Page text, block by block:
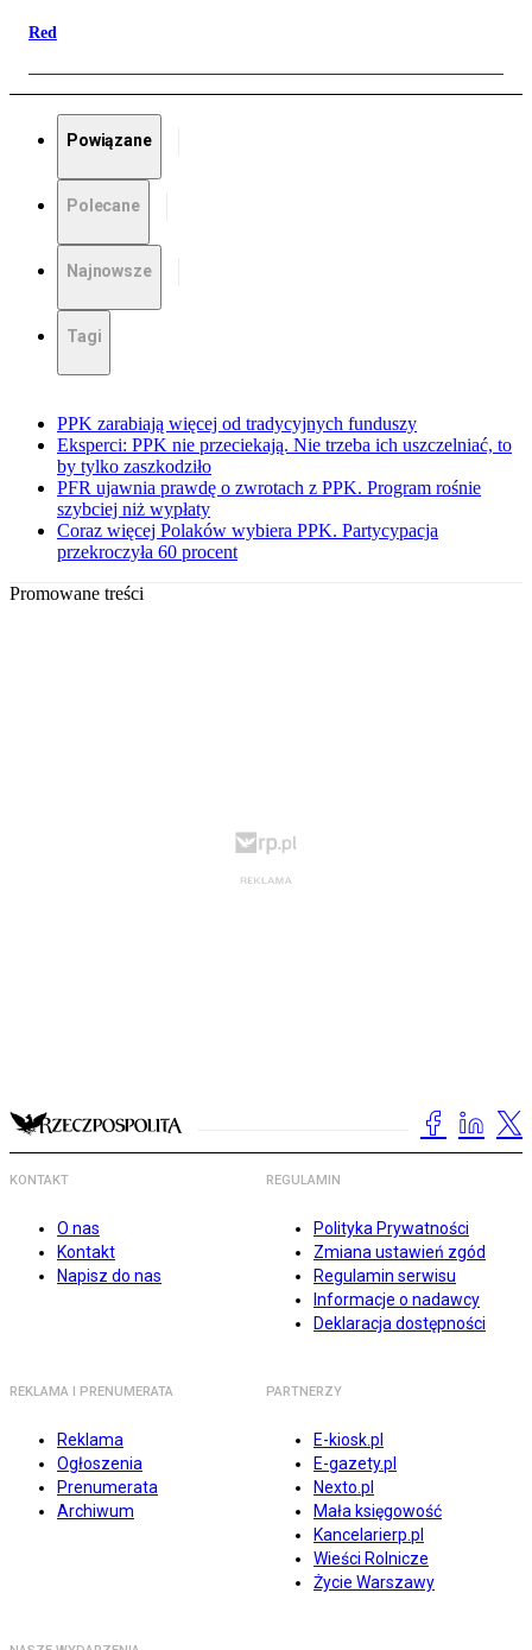
Red
Powiązane
Polecane
Najnowsze
Tagi
PPK zarabiają więcej od tradycyjnych funduszy
Eksperci: PPK nie przeciekają. Nie trzeba ich uszczelniać, to
by tylko zaszkodziło
PFR ujawnia prawdę o zwrotach z PPK. Program rośnie
szybciej niż wypłaty
Coraz więcej Polaków wybiera PPK. Partycypacja
przekroczyła 60 procent
Promowane treści
KONTAKT
O nas
Kontakt
Napisz do nas
REGULAMIN
Polityka Prywatności
Zmiana ustawień zgód
Regulamin serwisu
Informacje o nadawcy
Deklaracja dostępności
REKLAMA I PRENUMERATA
Reklama
Ogłoszenia
Prenumerata
Archiwum
PARTNERZY
E-kiosk.pl
E-gazety.pl
Nexto.pl
Mała księgowość
Kancelarierp.pl
Wieści Rolnicze
Życie Warszawy